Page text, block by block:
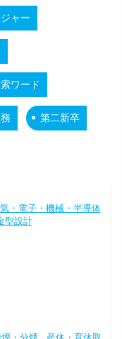
ャー
ワード
第二新卒
・電子・機械・半導体
型設計
・分煙 産休・育休取